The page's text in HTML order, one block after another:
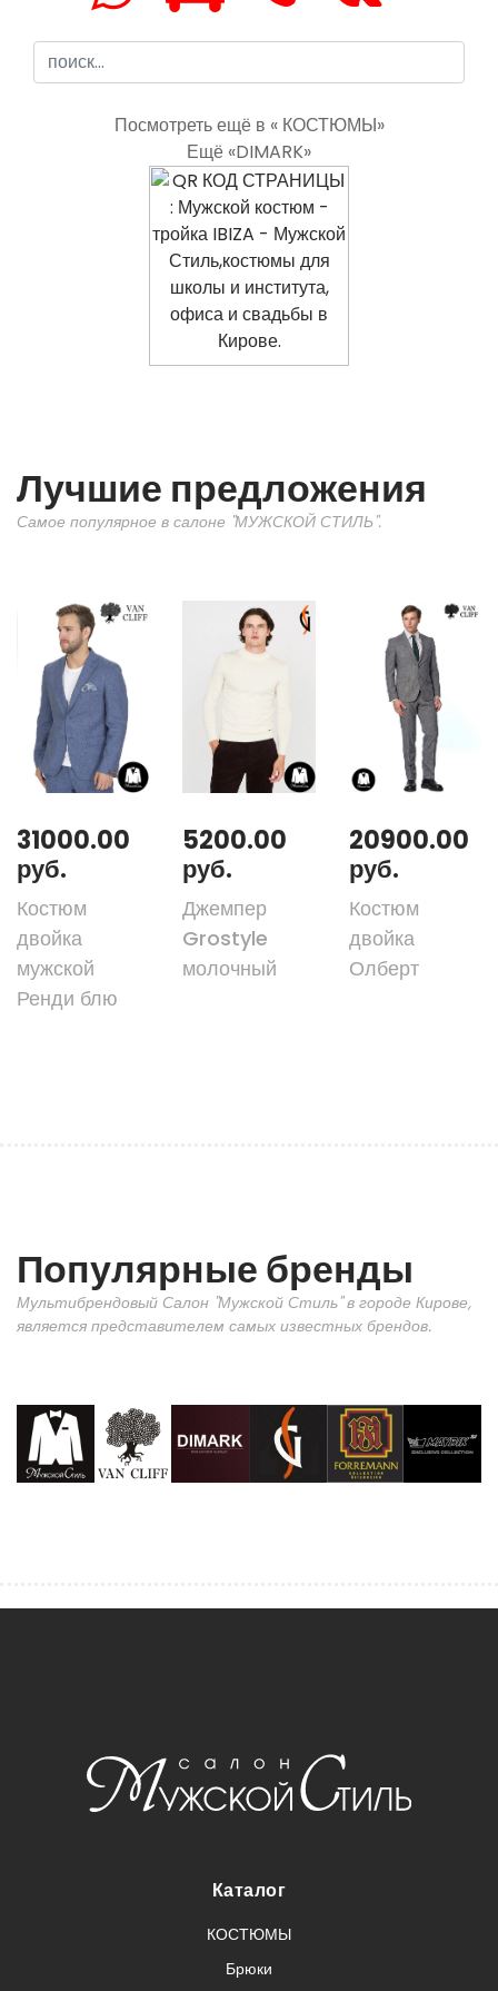
Посмотреть ещё в « КОСТЮМЫ»
Ещё «DIMARK»
Лучшие предложения
Самое популярное в салоне "МУЖСКОЙ СТИЛЬ".
31000.00
руб.
Костюм
двойка
мужской
Ренди блю
5200.00
руб.
Джемпер
Grostyle
молочный
20900.00
руб.
Костюм
двойка
Олберт
Популярные бренды
Мультибрендовый Салон "Мужской Стиль" в городе Кирове,
является представителем самых известных брендов.
Каталог
КОСТЮМЫ
Брюки